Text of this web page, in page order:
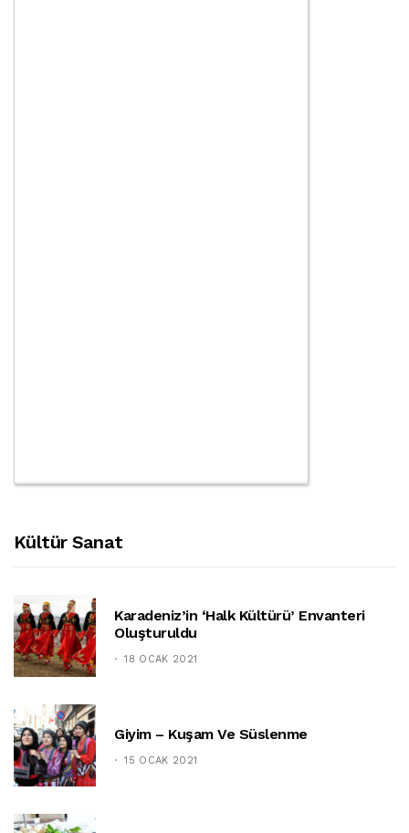
Kültür Sanat
Karadeniz’in ‘halk Kültürü’ Envanteri
Oluşturuldu
18 OCAK 2021
Giyim – Kuşam Ve Süslenme
15 OCAK 2021